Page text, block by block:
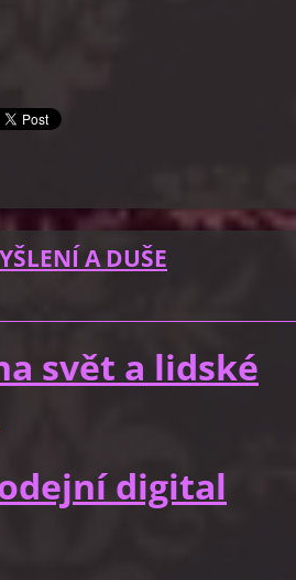
A DUŠE
svět a lidské
digital